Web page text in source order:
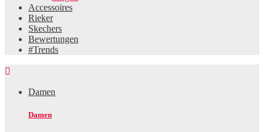
Accessoires
Rieker
Skechers
Bewertungen
#Trends

Damen
Damen